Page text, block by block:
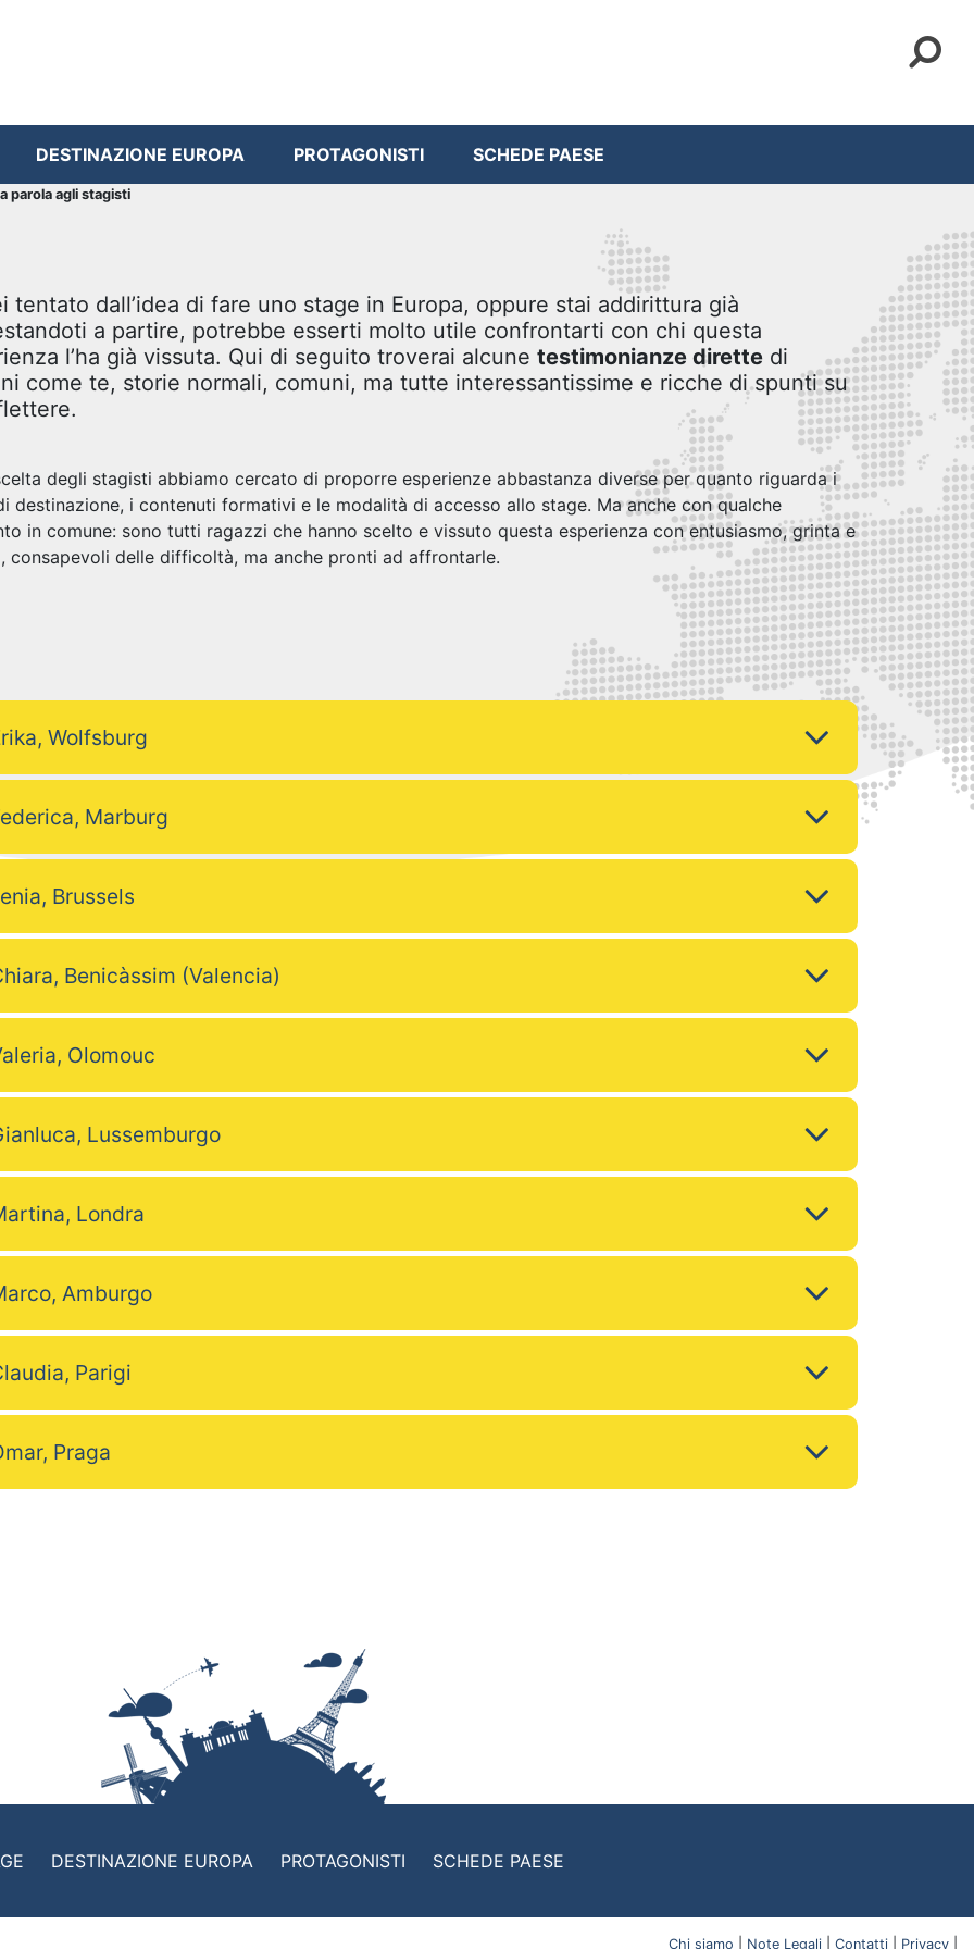
DESTINAZIONE EUROPA PROTAGONISTI SCHEDE PAESE
parola agli stagisti
tentato dall’idea di fare uno stage in Europa, oppure stai addirittura già
a partire, potrebbe esserti molto utile confrontarti con chi questa
l’ha già vissuta. Qui di seguito troverai alcune testimonianze direttedi
come te, storie normali, comuni, ma tutte interessantissime e ricche di spunti su
degli stagisti abbiamo cercato di proporre esperienze abbastanza diverse per quanto riguarda i
destinazione, i contenuti formativi e le modalità di accesso allo stage. Ma anche con qualche
in comune: sono tutti ragazzi che hanno scelto e vissuto questa esperienza con entusiasmo, grinta e
consapevoli delle difficoltà, ma anche pronti ad affrontarle.
Wolfsburg
Marburg
Brussels
Benicàssim (Valencia)
Olomouc
Lussemburgo
Londra
Amburgo
Parigi
Praga
DESTINAZIONE EUROPA PROTAGONISTI SCHEDE PAESE
Chi siamo Note Legali Contatti Privacy